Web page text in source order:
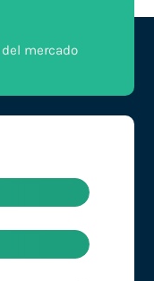
mercado